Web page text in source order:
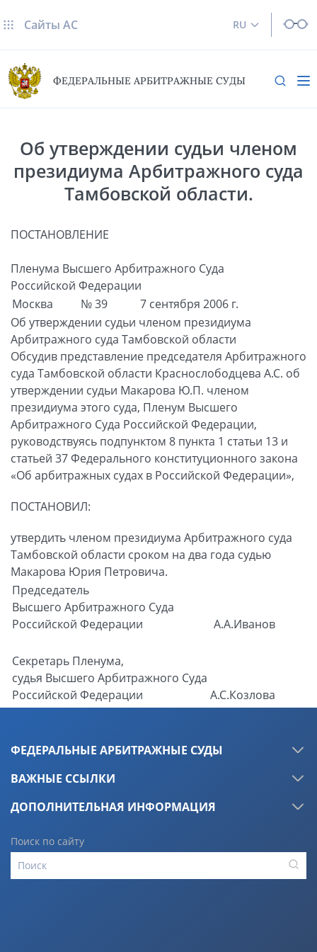
RU
Сайты AC
ФЕДЕРАЛЬНЫЕ АРБИТРАЖНЫЕ СУДЫ
Об утверждении судьи членом
президиума Арбитражного суда
Тамбовской области.
ПОСТАНОВЛЕНИЕ
Пленума Высшего Арбитражного Суда
Российской Федерации
Москва
№ 39
7 сентября 2006 г.
Об утверждении судьи членом президиума
Арбитражного суда Тамбовской области
Обсудив представление председателя Арбитражного
суда Тамбовской области Краснослободцева А.С. об
утверждении судьи Макарова Ю.П. членом
президиума этого суда, Пленум Высшего
Арбитражного Суда Российской Федерации,
руководствуясь подпунктом 8 пункта 1 статьи 13 и
статьей 37 Федерального конституционного закона
«Об арбитражных судах в Российской Федерации»,
ПОСТАНОВИЛ:
утвердить членом президиума Арбитражного суда
Тамбовской области сроком на два года судью
Макарова Юрия Петровича.
Председатель
Высшего Арбитражного Суда
Российской Федерации
А.А.Иванов
Секретарь Пленума,
судья Высшего Арбитражного Суда
Российской Федерации
А.С.Козлова
ФЕДЕРАЛЬНЫЕ АРБИТРАЖНЫЕ СУДЫ
ВАЖНЫЕ ССЫЛКИ
ДОПОЛНИТЕЛЬНАЯ ИНФОРМАЦИЯ
Поиск по сайту